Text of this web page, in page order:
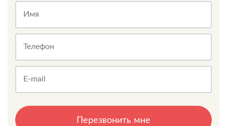
Имя
Телефон
E-mail
Перезвонить мне